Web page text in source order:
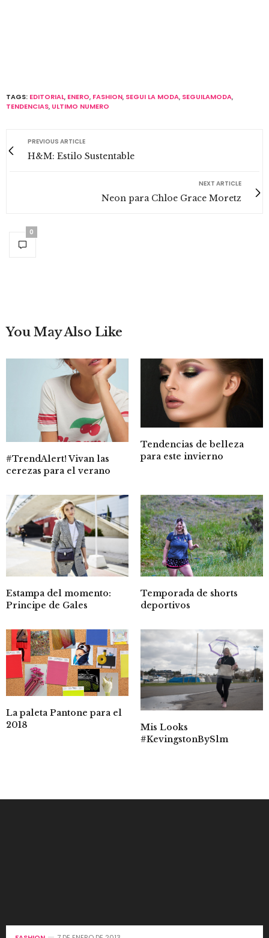
TAGS: EDITORIAL, ENERO, FASHION, SEGUI LA MODA, SEGUILAMODA,
TENDENCIAS, ULTIMO NUMERO
PREVIOUS ARTICLE
H&M: Estilo Sustentable
NEXT ARTICLE
Neon para Chloe Grace Moretz
0
You May Also Like
#TrendAlert! Vivan las
cerezas para el verano
Tendencias de belleza
para este invierno
Estampa del momento:
Principe de Gales
Temporada de shorts
deportivos
La paleta Pantone para el
2018
Mis Looks
#KevingstonBySlm